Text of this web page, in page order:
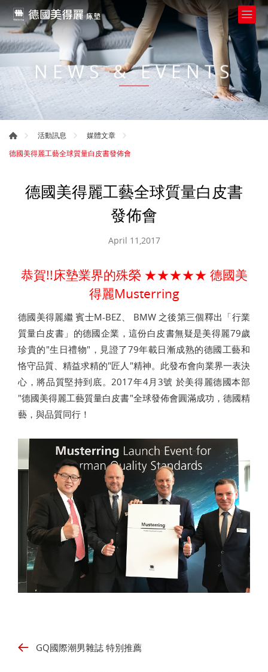
NEWS & EVENTS
活動訊息
媒體文章
德國美得麗工藝全球質量白皮書發佈會
德國美得麗工藝全球質量白皮書
發佈會
April 11,2017
恭賀!!床墊業界的殊榮 ★★★★★ 德國美
得麗Musterring
德國美得麗繼 賓士M-BEZ、 BMW 之後第三個釋出「行業
質量白皮書」的德國企業，這份白皮書無疑是美得麗79歲
珍貴的"生日禮物"，見證了79年載日漸成熟的德國工藝和
恪守品質、精益求精的"匠人"精神。此發布會向業界一表決
心，將品質堅持到底。2017年4月3號 於美得麗德國本部
"德國美得麗工藝質量白皮書"全球發佈會圓滿成功，德國精
藝，與品質同行！
GQ國際潮男雜誌 特別推薦